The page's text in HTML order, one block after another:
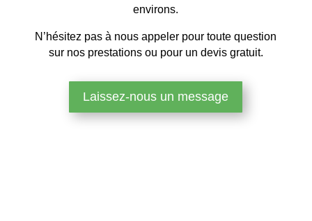
environs.
N’hésitez pas à nous appeler pour toute question
sur nos prestations ou pour un devis gratuit.
Laissez-nous un message